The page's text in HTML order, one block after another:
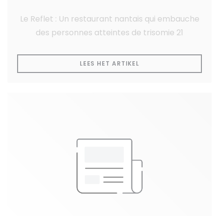
Le Reflet : Un restaurant nantais qui embauche
des personnes atteintes de trisomie 21
LEES HET ARTIKEL